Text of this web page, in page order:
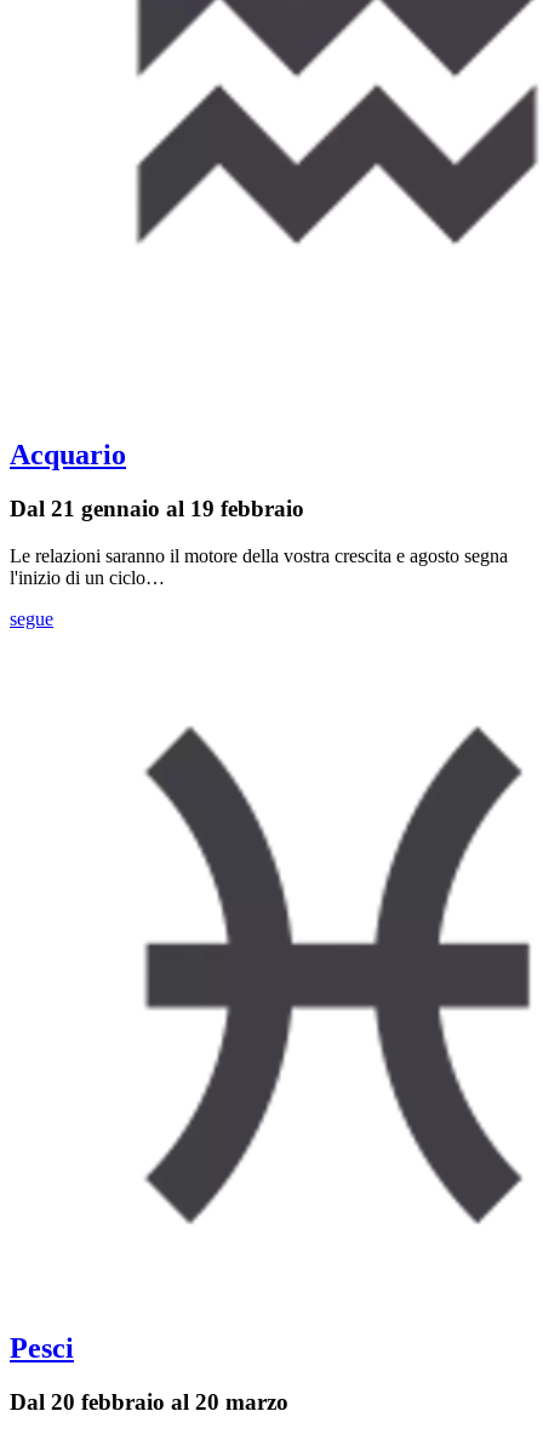
Acquario
Dal 21 gennaio al 19 febbraio
Le relazioni saranno il motore della vostra crescita e agosto segna
l'inizio di un ciclo…
segue
Pesci
Dal 20 febbraio al 20 marzo